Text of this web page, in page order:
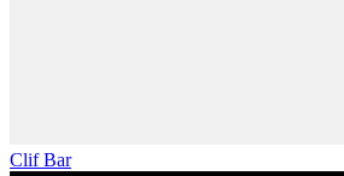
Clif Bar